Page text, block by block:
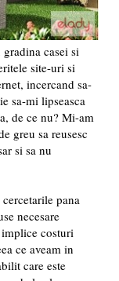
casei si
site-uri si
incercand sa-
sa-mi lipseasca
de ce nu? Mi-am
greu sa reusesc
si sa nu
pana
necesare
costuri
ce aveam in
care este